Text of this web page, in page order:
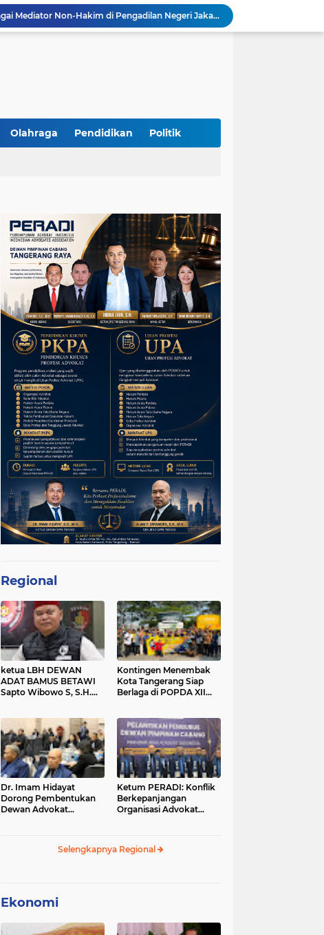
Yandri SH Kawal APDESI di Gugatan PSN PIK 2, Tegaskan Komitmen pada Supremasi Hukum
Sidang PSN PIK 2 Memanas, Yandri SH Tampil sebagai Kuasa Hukum APDESI di PN Jakarta Pusat
Dipercaya Mahkamah Agung, Yandri, S.H. Perkuat Peran Mediasi di Pengadilan Negeri Jakarta Selatan
Olahraga Pendidikan Politik
Regional
ketua LBH DEWAN
ADAT BAMUS BETAWI
Sapto Wibowo S, S.H.
Statement di Media
Kontingen Menembak
Kota Tangerang Siap
Berlaga di POPDA XII
Dr. Imam Hidayat
Dorong Pembentukan
Dewan Advokat
Ketum PERADI: Konflik
Berkepanjangan
Organisasi Advokat
Selengkapnya Regional
Ekonomi